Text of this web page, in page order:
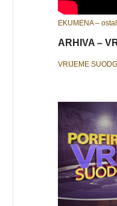
EKUMENA –
ARHIVA –
VRIJEME